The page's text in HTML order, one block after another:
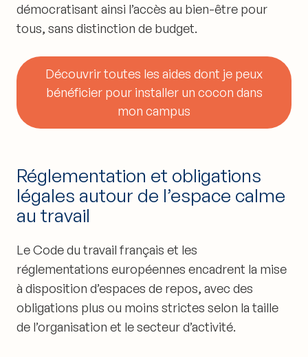
démocratisant ainsi l’accès au bien-être pour
tous, sans distinction de budget.
Découvrir toutes les aides dont je peux
bénéficier pour installer un cocon dans
mon campus
Réglementation et obligations
légales autour de l’espace calme
au travail
Le Code du travail français et les
réglementations européennes encadrent la mise
à disposition d’espaces de repos, avec des
obligations plus ou moins strictes selon la taille
de l’organisation et le secteur d’activité.